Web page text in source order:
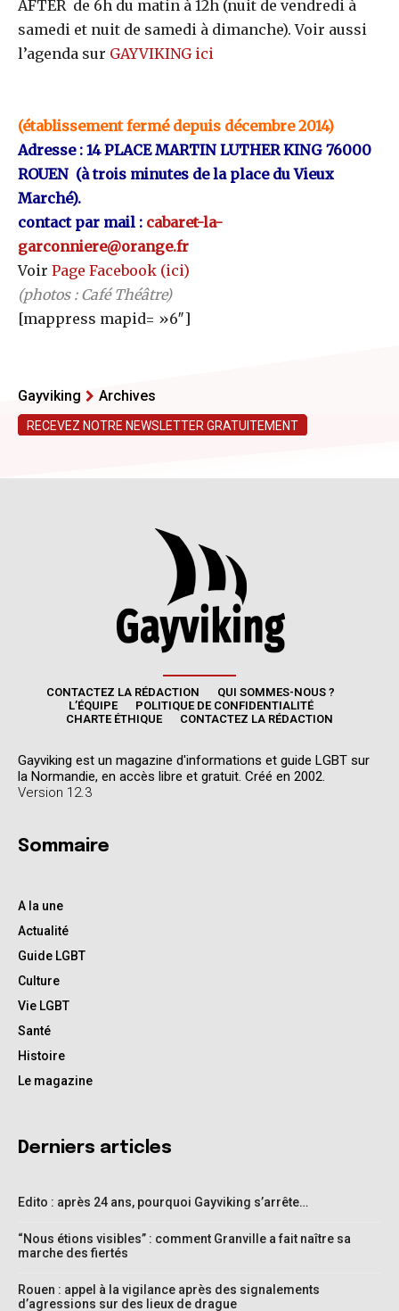
CONTACTEZ LA RÉDACTION
QUI SOMMES-NOUS ?
L’ÉQUIPE
POLITIQUE DE CONFIDENTIALITÉ
CHARTE ÉTHIQUE
CONTACTEZ LA RÉDACTION
Gayviking est un magazine d'informations et guide LGBT sur
la Normandie, en accès libre et gratuit. Créé en 2002.
Version 12.3
Sommaire
A la une
Actualité
Guide LGBT
Culture
Vie LGBT
Santé
Histoire
Le magazine
Derniers articles
Edito : après 24 ans, pourquoi Gayviking s’arrête…
“Nous étions visibles” : comment Granville a fait naître sa
marche des fiertés
Rouen : appel à la vigilance après des signalements
d’agressions sur des lieux de drague